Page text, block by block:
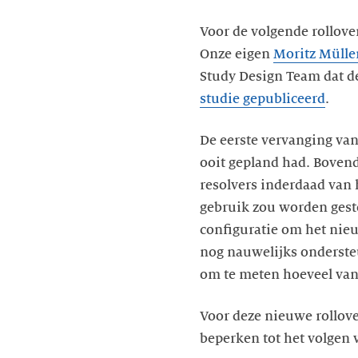
Voor de volgende
Onze eigen Moritz
Study Design Team dat
studie gepubliceerd.
De eerste vervanging
ooit gepland had.
resolvers inderdaad
gebruik zou worden
configuratie om het
nog nauwelijks
om te meten hoeveel
Voor deze nieuwe
beperken tot het volgen